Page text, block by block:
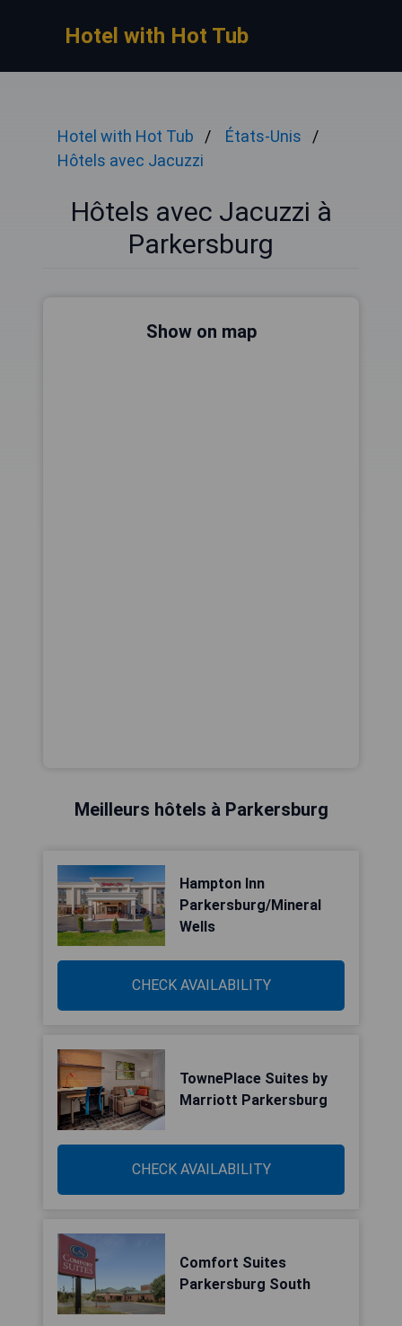
Hotel with Hot Tub
Hotel with Hot Tub
États-Unis
Hôtels avec Jacuzzi
Hôtels avec Jacuzzi à
Parkersburg
Show on map
Meilleurs hôtels à Parkersburg
Hampton Inn
Parkersburg/Mineral
Wells
CHECK AVAILABILITY
TownePlace Suites by
Marriott Parkersburg
CHECK AVAILABILITY
Comfort Suites
Parkersburg South